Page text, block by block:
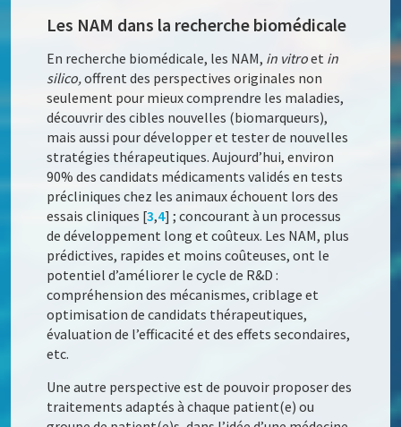
Les NAM dans la recherche biomédicale
En recherche biomédicale, les NAM, in vitroet in
silico,offrent des perspectives originales non
seulement pour mieux comprendre les maladies,
découvrir des cibles nouvelles (biomarqueurs),
mais aussi pour développer et tester de nouvelles
stratégies thérapeutiques. Aujourd’hui, environ
90% des candidats médicaments validés en tests
précliniques chez les animaux échouent lors des
essais cliniques [3,4] ; concourant à un processus
de développement long et coûteux. Les NAM, plus
prédictives, rapides et moins coûteuses, ont le
potentiel d’améliorer le cycle de R&D :
compréhension des mécanismes, criblage et
optimisation de candidats thérapeutiques,
évaluation de l’efficacité et des effets secondaires,
etc.
Une autre perspective est de pouvoir proposer des
traitements adaptés à chaque patient(e) ou